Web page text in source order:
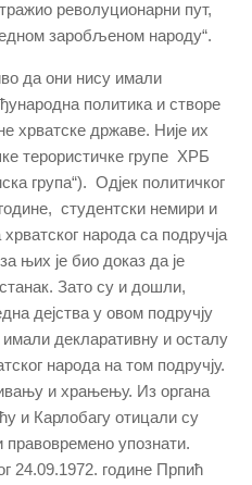
револуционарни пут,
заробљеном народу“.
да они нису имали
политика и створе
хрватске државе. Није их
терористичке групе ХРБ
група“). Одјек политичког
студентски немири и
народа са подручја
њих је био доказ да је
Зато су и дошли,
дејства у овом подручју
декларативну и осталу
народа на том подручју.
и храњењу. Из органа
и Карлобагу отицали су
правовремено упознати.
24.09.1972. године Прпић